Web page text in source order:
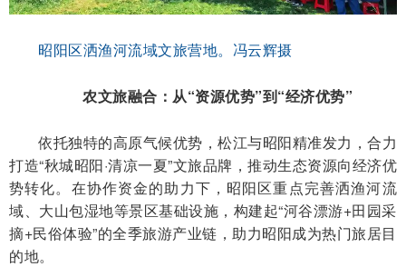
昭阳区洒渔河流域文旅营地。冯云辉摄
农文旅融合：从“资源优势”到“经济优势”
依托独特的高原气候优势，松江与昭阳精准发力，合力
打造“秋城昭阳·清凉一夏”文旅品牌，推动生态资源向经济优
势转化。在协作资金的助力下，昭阳区重点完善洒渔河流
域、大山包湿地等景区基础设施，构建起“河谷漂游+田园采
摘+民俗体验”的全季旅游产业链，助力昭阳成为热门旅居目
的地。